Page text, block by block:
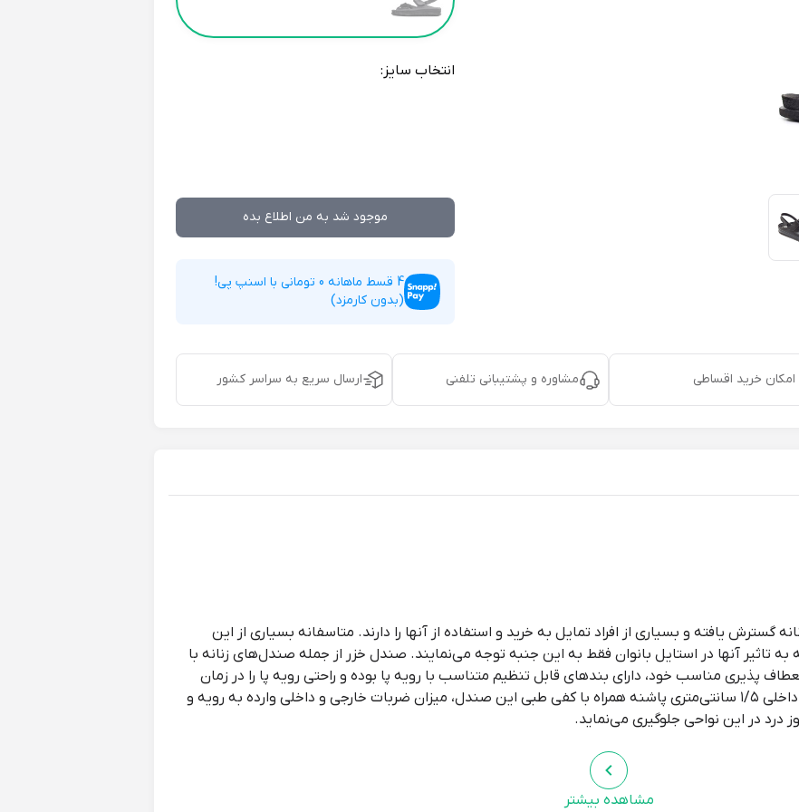
انتخاب سایز:
موجود شد به من اطلاع بده
4 قسط ماهانه 0 تومانی با اسنپ پی!
(بدون کارمزد)
امکان خرید اقساطی مشاوره و پشتیبانی تلفنی ارسال سریع به سراسر کشور
گسترش یافته و بسیاری از افراد تمایل به خرید و استفاده از آنها را دارند. متاسفانه بسیاری از این
تاثیر آنها در استایل بانوان فقط به این جنبه توجه می‌نمایند. صندل خزر از جمله صندل‌های زنانه با
پذیری مناسب خود، دارای بندهای قابل تنظیم متناسب با رویه پا بوده و راحتی رویه پا را در زمان
استفاده مهیا می‌سازد. ارتفاع ۲/۵ با شیب داخلی ۱/۵ سانتی‌متری پاشنه همراه با کفی طبی این صندل، میزان ضربات خارجی و داخلی وارده به رویه و
درد در این نواحی جلوگیری می‌نماید.
مشاهده بیشتر